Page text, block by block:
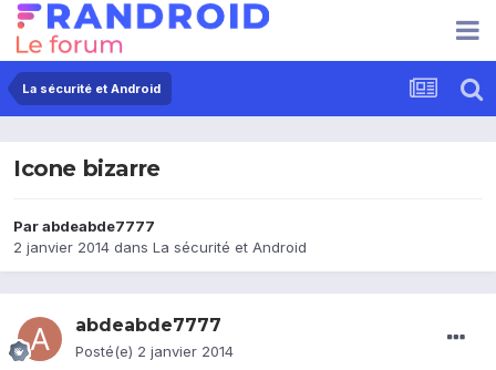
La sécurité et Android
Icone bizarre
Parabdeabde7777
2 janvier 2014 dans La sécurité et Android
abdeabde7777
Posté(e) 2 janvier 2014